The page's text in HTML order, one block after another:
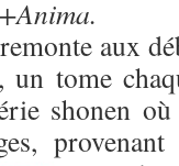
aux
tome
shonen